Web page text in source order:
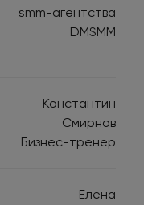
smm-агентства
DMSMM
Константин
Смирнов
Бизнес-тренер
Елена